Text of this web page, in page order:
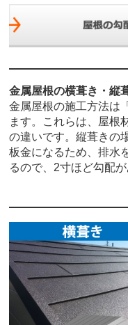
金属屋根の横葺き・縦
金属屋根の施工方法は
ます。これらは、屋根
の違いです。縦葺きの
板金になるため、排水
るので、2寸ほど勾配